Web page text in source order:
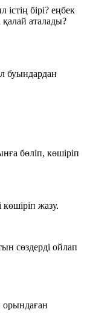
бірі? еңбек
қалай аталады?
буындардан
бөліп, көшіріп
жазу.
сөздерді ойлап
орындаған